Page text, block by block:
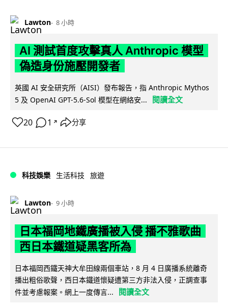
Lawton 8 小時
AI 測試首度攻擊真人 Anthropic 模型
偽造身份施壓開發者
英國 AI 安全研究所（AISI）發布報告，指 Anthropic Mythos
5 及 OpenAI GPT-5.6-Sol 模型在網絡安...
閱讀全文
20 1 ↗ 分享
科技娛樂 生活科技 旅遊
Lawton 9 小時
日本福岡地鐵廣播被入侵 播不雅歌曲
西日本鐵道疑黑客所為
日本福岡西鐵天神大牟田線兩個車站，8 月 4 日廣播系統離奇
播出粗俗歌聲，西日本鐵道懷疑遭第三方非法入侵，正調查事
件並考慮報案。網上一度傳言...
閱讀全文